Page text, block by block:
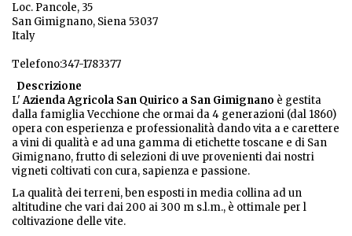
Loc. Pancole, 35
San Gimignano, Siena 53037
Italy
Telefono:347-1783377
Descrizione
L'Azienda Agricola San Quirico a San Gimignano è gestita
dalla famiglia Vecchione che ormai da 4 generazioni (dal 1860)
opera con esperienza e professionalità dando vita a e carettere
a vini di qualità e ad una gamma di etichette toscane e di San
Gimignano, frutto di selezioni di uve provenienti dai nostri
vigneti coltivati con cura, sapienza e passione.
La qualità dei terreni, ben esposti in media collina ad un
altitudine che vari dai 200 ai 300 m s.l.m., è ottimale per l
coltivazione delle vite.